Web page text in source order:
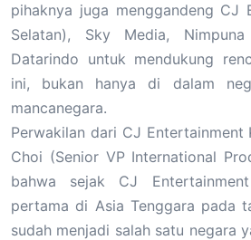
pihaknya juga menggandeng CJ
Selatan), Sky Media,
Datarindo untuk mendukung
ini, bukan hanya di dalam
mancanegara.
Perwakilan dari CJ Entertainment
Choi (Senior VP International
bahwa sejak CJ
pertama di Asia Tenggara pada
sudah menjadi salah satu negara